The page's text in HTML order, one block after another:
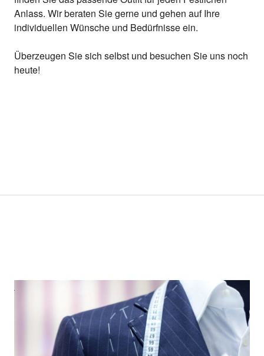
Anlass. Wir beraten Sie gerne und gehen auf Ihre
individuellen Wünsche und Bedürfnisse ein.
Überzeugen Sie sich selbst und besuchen Sie uns noch
heute!